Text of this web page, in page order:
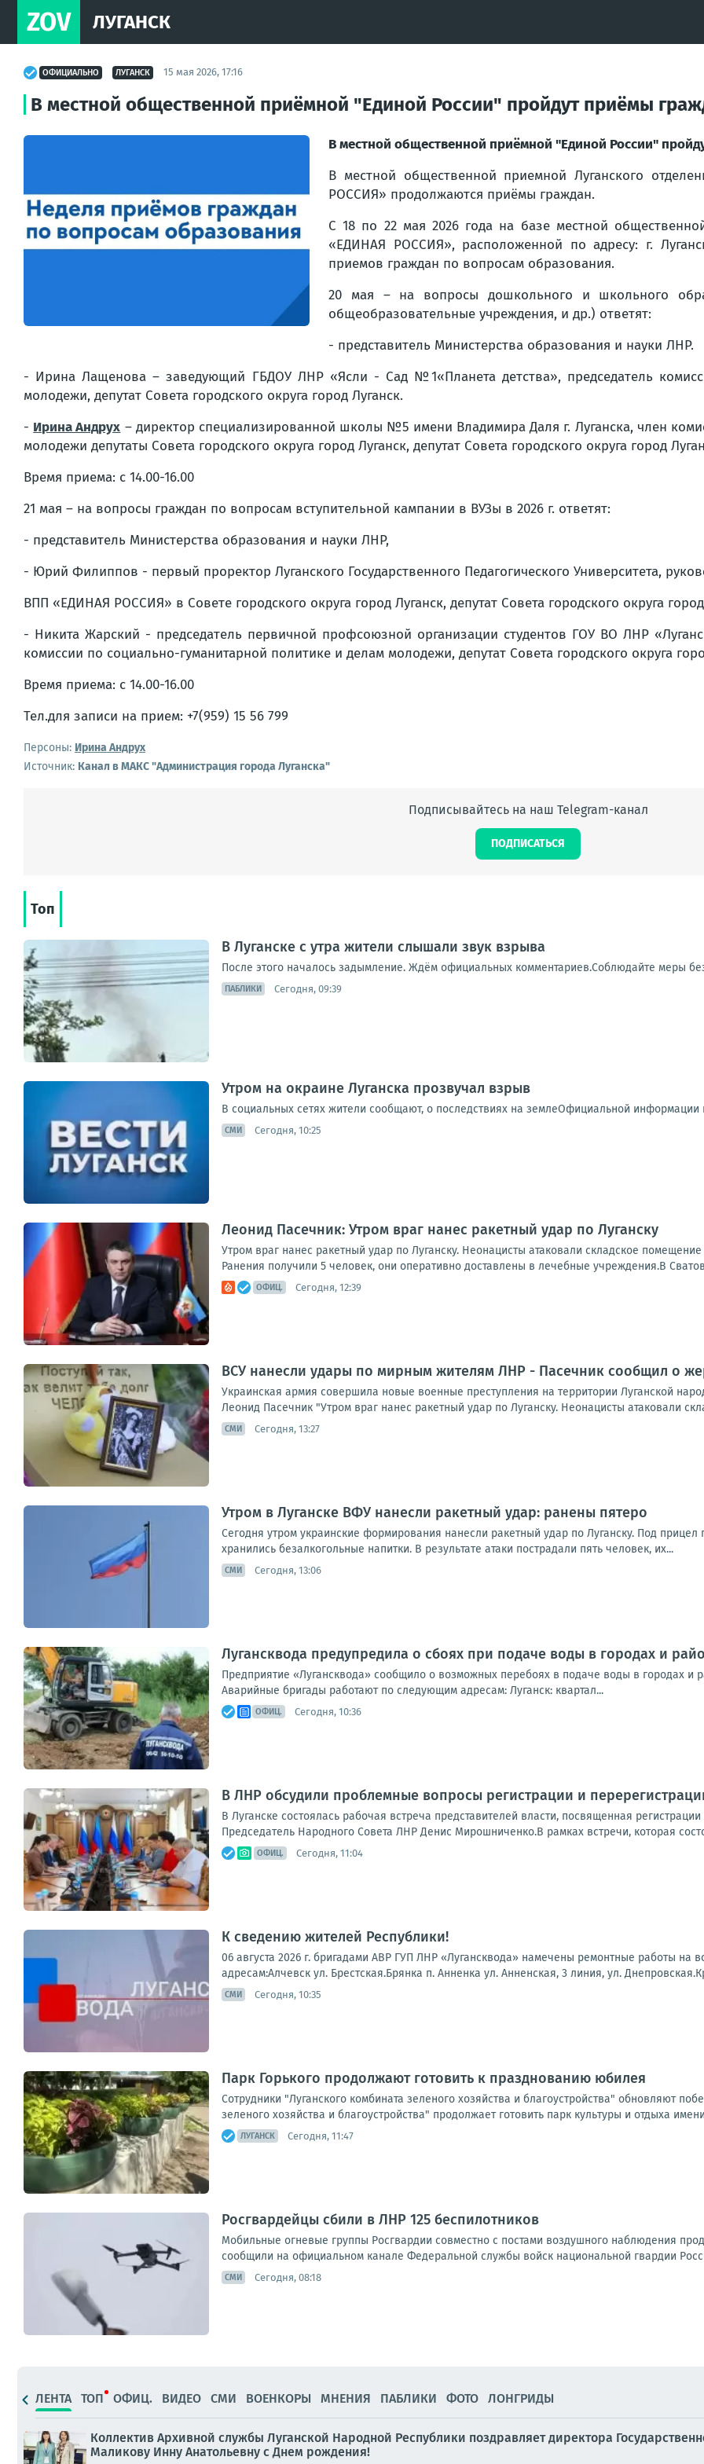
ZOV ЛУГАНСК
ОФИЦИАЛЬНО ЛУГАНСК 15 мая 2026, 17:16
В местной общественной приёмной "Единой России" пройдут приёмы
В местной общественной приёмной "Единой России"
В местной общественной приемной Луганского
РОССИЯ» продолжаются приёмы граждан.
С 18 по 22 мая 2026 года на базе местной
«ЕДИНАЯ РОССИЯ», расположенной по адресу: г.
приемов граждан по вопросам образования.
20 мая – на вопросы дошкольного и школьного
общеобразовательные учреждения, и др.) ответят:
- представитель Министерства образования и науки ЛНР.
- Ирина Лащенова – заведующий ГБДОУ ЛНР «Ясли - Сад №1«Планета детства», председатель
молодежи, депутат Совета городского округа город Луганск.
- Ирина Андрух – директор специализированной школы №5 имени Владимира Даля г. Луганска, член
молодежи депутаты Совета городского округа город Луганск, депутат Совета городского округа город
Время приема: с 14.00-16.00
21 мая – на вопросы граждан по вопросам вступительной кампании в ВУЗы в 2026 г. ответят:
- представитель Министерства образования и науки ЛНР,
- Юрий Филиппов - первый проректор Луганского Государственного Педагогического Университета,
ВПП «ЕДИНАЯ РОССИЯ» в Совете городского округа город Луганск, депутат Совета городского округа
- Никита Жарский - председатель первичной профсоюзной организации студентов ГОУ ВО ЛНР
комиссии по социально-гуманитарной политике и делам молодежи, депутат Совета городского округа
Время приема: с 14.00-16.00
Тел.для записи на прием: +7(959) 15 56 799
Персоны: Ирина Андрух
Источник: Канал в МАКС "Администрация города Луганска"
Подписывайтесь на наш Telegram-канал
ПОДПИСАТЬСЯ
Топ
В Луганске с утра жители слышали звук взрыва
После этого началось задымление. Ждём официальных комментариев.Соблюдайте меры
ПАБЛИКИ Сегодня, 09:39
Утром на окраине Луганска прозвучал взрыв
В социальных сетях жители сообщают, о последствиях на землеОфициальной информации
СМИ Сегодня, 10:25
Леонид Пасечник: Утром враг нанес ракетный удар по Луганску
Утром враг нанес ракетный удар по Луганску. Неонацисты атаковали складское
Ранения получили 5 человек, они оперативно доставлены в лечебные учреждения.В
ОФИЦ. Сегодня, 12:39
ВСУ нанесли удары по мирным жителям ЛНР - Пасечник сообщил о
Украинская армия совершила новые военные преступления на территории Луганской
Леонид Пасечник "Утром враг нанес ракетный удар по Луганску. Неонацисты атаковали
СМИ Сегодня, 13:27
Утром в Луганске ВФУ нанесли ракетный удар: ранены пятеро
Сегодня утром украинские формирования нанесли ракетный удар по Луганску. Под
хранились безалкогольные напитки. В результате атаки пострадали пять человек, их...
СМИ Сегодня, 13:06
Лугансквода предупредила о сбоях при подаче воды в городах и
Предприятие «Лугансквода» сообщило о возможных перебоях в подаче воды в городах и
Аварийные бригады работают по следующим адресам: Луганск: квартал...
ОФИЦ. Сегодня, 10:36
В ЛНР обсудили проблемные вопросы регистрации и
В Луганске состоялась рабочая встреча представителей власти, посвященная
Председатель Народного Совета ЛНР Денис Мирошниченко.В рамках встречи, которая
ОФИЦ. Сегодня, 11:04
К сведению жителей Республики!
06 августа 2026 г. бригадами АВР ГУП ЛНР «Лугансквода» намечены ремонтные работы на
адресам:Алчевск ул. Брестская.Брянка п. Анненка ул. Анненская, 3 линия, ул.
СМИ Сегодня, 10:35
Парк Горького продолжают готовить к празднованию юбилея
Сотрудники "Луганского комбината зеленого хозяйства и благоустройства" обновляют
зеленого хозяйства и благоустройства" продолжает готовить парк культуры и отдыха
ЛУГАНСК Сегодня, 11:47
Росгвардейцы сбили в ЛНР 125 беспилотников
Мобильные огневые группы Росгвардии совместно с постами воздушного наблюдения
сообщили на официальном канале Федеральной службы войск национальной гвардии
СМИ Сегодня, 08:18
ЛЕНТА ТОП ОФИЦ. ВИДЕО СМИ ВОЕНКОРЫ МНЕНИЯ ПАБЛИКИ ФОТО ЛОНГРИДЫ
Коллектив Архивной службы Луганской Народной Республики поздравляет директора
Маликову Инну Анатольевну с Днем рождения!